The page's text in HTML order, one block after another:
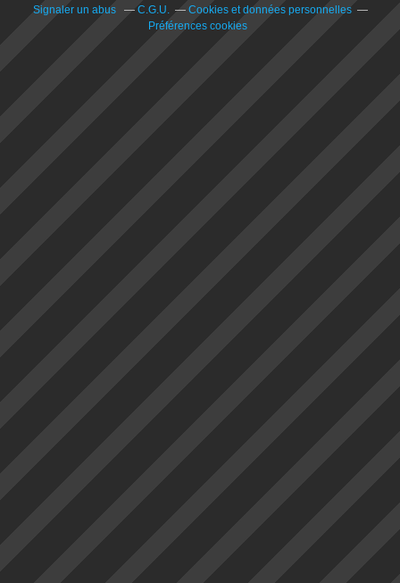
Signaler un abus C.G.U.
Cookies et données personnelles
Préférences cookies